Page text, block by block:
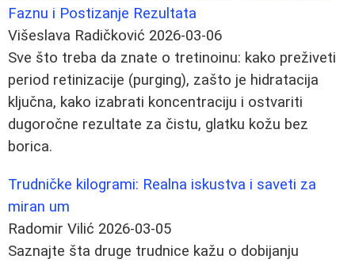
Faznu i Postizanje Rezultata
Višeslava Radičković 2026-03-06
Sve što treba da znate o tretinoinu: kako preživeti
period retinizacije (purging), zašto je hidratacija
ključna, kako izabrati koncentraciju i ostvariti
dugoročne rezultate za čistu, glatku kožu bez
borica.
Trudničke kilogrami: Realna iskustva i saveti za
miran um
Radomir Vilić 2026-03-05
Saznajte šta druge trudnice kažu o dobijanju